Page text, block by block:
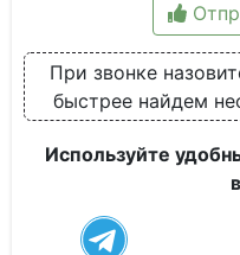
При звонке
быстрее найдем
Используйте